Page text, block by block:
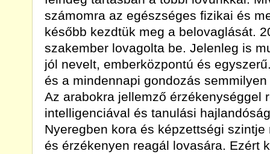
számomra az egészséges fizikai és
később kezdtük meg a belovaglását.
szakember lovagolta be. Jelenleg is
jól nevelt, emberközpontú és
és a mindennapi gondozás
Az arabokra jellemző érzékenységgel
intelligenciával és tanulási
Nyeregben kora és képzettségi
és érzékenyen reagál lovasára. Ezért